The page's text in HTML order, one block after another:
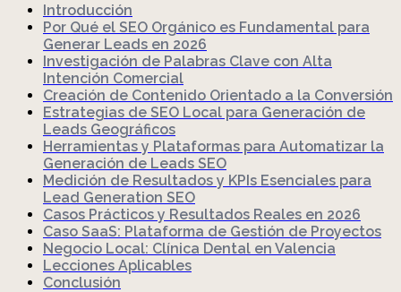
Introducción
Por Qué el SEO Orgánico es Fundamental para
Generar Leads en 2026
Investigación de Palabras Clave con Alta
Intención Comercial
Creación de Contenido Orientado a la Conversión
Estrategias de SEO Local para Generación de
Leads Geográficos
Herramientas y Plataformas para Automatizar la
Generación de Leads SEO
Medición de Resultados y KPIs Esenciales para
Lead Generation SEO
Casos Prácticos y Resultados Reales en 2026
Caso SaaS: Plataforma de Gestión de Proyectos
Negocio Local: Clínica Dental en Valencia
Lecciones Aplicables
Conclusión